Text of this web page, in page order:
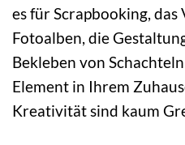
es für Scrapbooking, das
Fotoalben, die
Bekleben von
Element in Ihrem
Kreativität sind kaum